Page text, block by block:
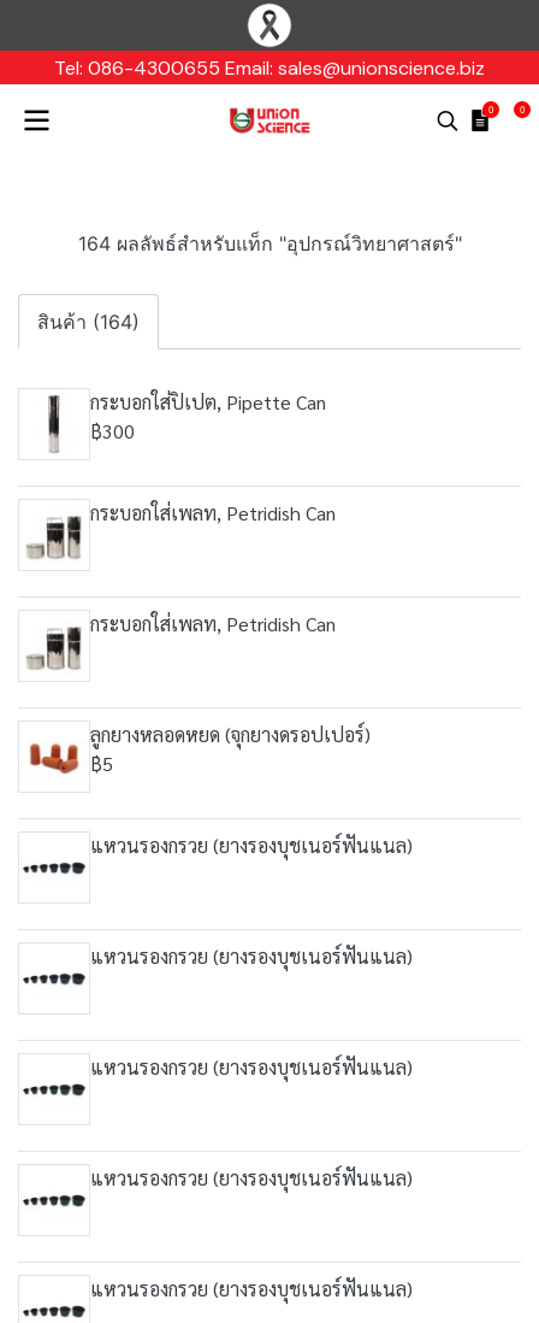
Tel: 086-4300655 Email: sales@unionscience.biz
0 0
164 ผลลัพธ์สำหรับแท็ก "อุปกรณ์วิทยาศาสตร์"
สินค้า (164)
กระบอกใส่ปิเปต, Pipette Can
฿300
กระบอกใส่เพลท, Petridish Can
กระบอกใส่เพลท, Petridish Can
ลูกยางหลอดหยด (จุกยางดรอปเปอร์)
฿5
แหวนรองกรวย (ยางรองบุชเนอร์ฟันแนล)
แหวนรองกรวย (ยางรองบุชเนอร์ฟันแนล)
แหวนรองกรวย (ยางรองบุชเนอร์ฟันแนล)
แหวนรองกรวย (ยางรองบุชเนอร์ฟันแนล)
แหวนรองกรวย (ยางรองบุชเนอร์ฟันแนล)